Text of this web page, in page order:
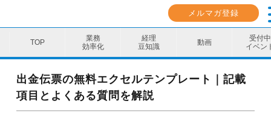
メルマガ登録
業務
効率化
経理
豆知識
動画
受付中
イベン
業務効率化
経理豆知識
出金伝票の無料エクセルテンプレート｜記載
項目とよくある質問を解説